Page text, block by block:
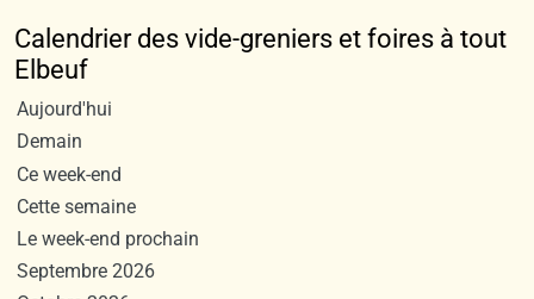
Calendrier des vide-greniers et foires à tout
Elbeuf
Aujourd'hui
Demain
Ce week-end
Cette semaine
Le week-end prochain
Septembre 2026